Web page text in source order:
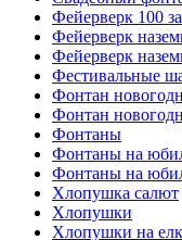
Фейерверк 100
Фейерверк
Фейерверк
Фестивальные
Фонтан
Фонтан
Фонтаны
Фонтаны на
Фонтаны на
Хлопушка салют
Хлопушки
Хлопушки на